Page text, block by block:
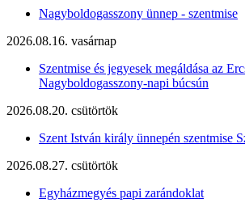
Nagyboldogasszony ünnep - szentmise
2026.08.16. vasárnap
Szentmise és jegyesek megáldása az
Nagyboldogasszony-napi búcsún
2026.08.20. csütörtök
Szent István király ünnepén szentmise
2026.08.27. csütörtök
Egyházmegyés papi zarándoklat